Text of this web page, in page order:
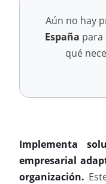
Aún no hay
España para
qué
Implementa
empresarial
organización.